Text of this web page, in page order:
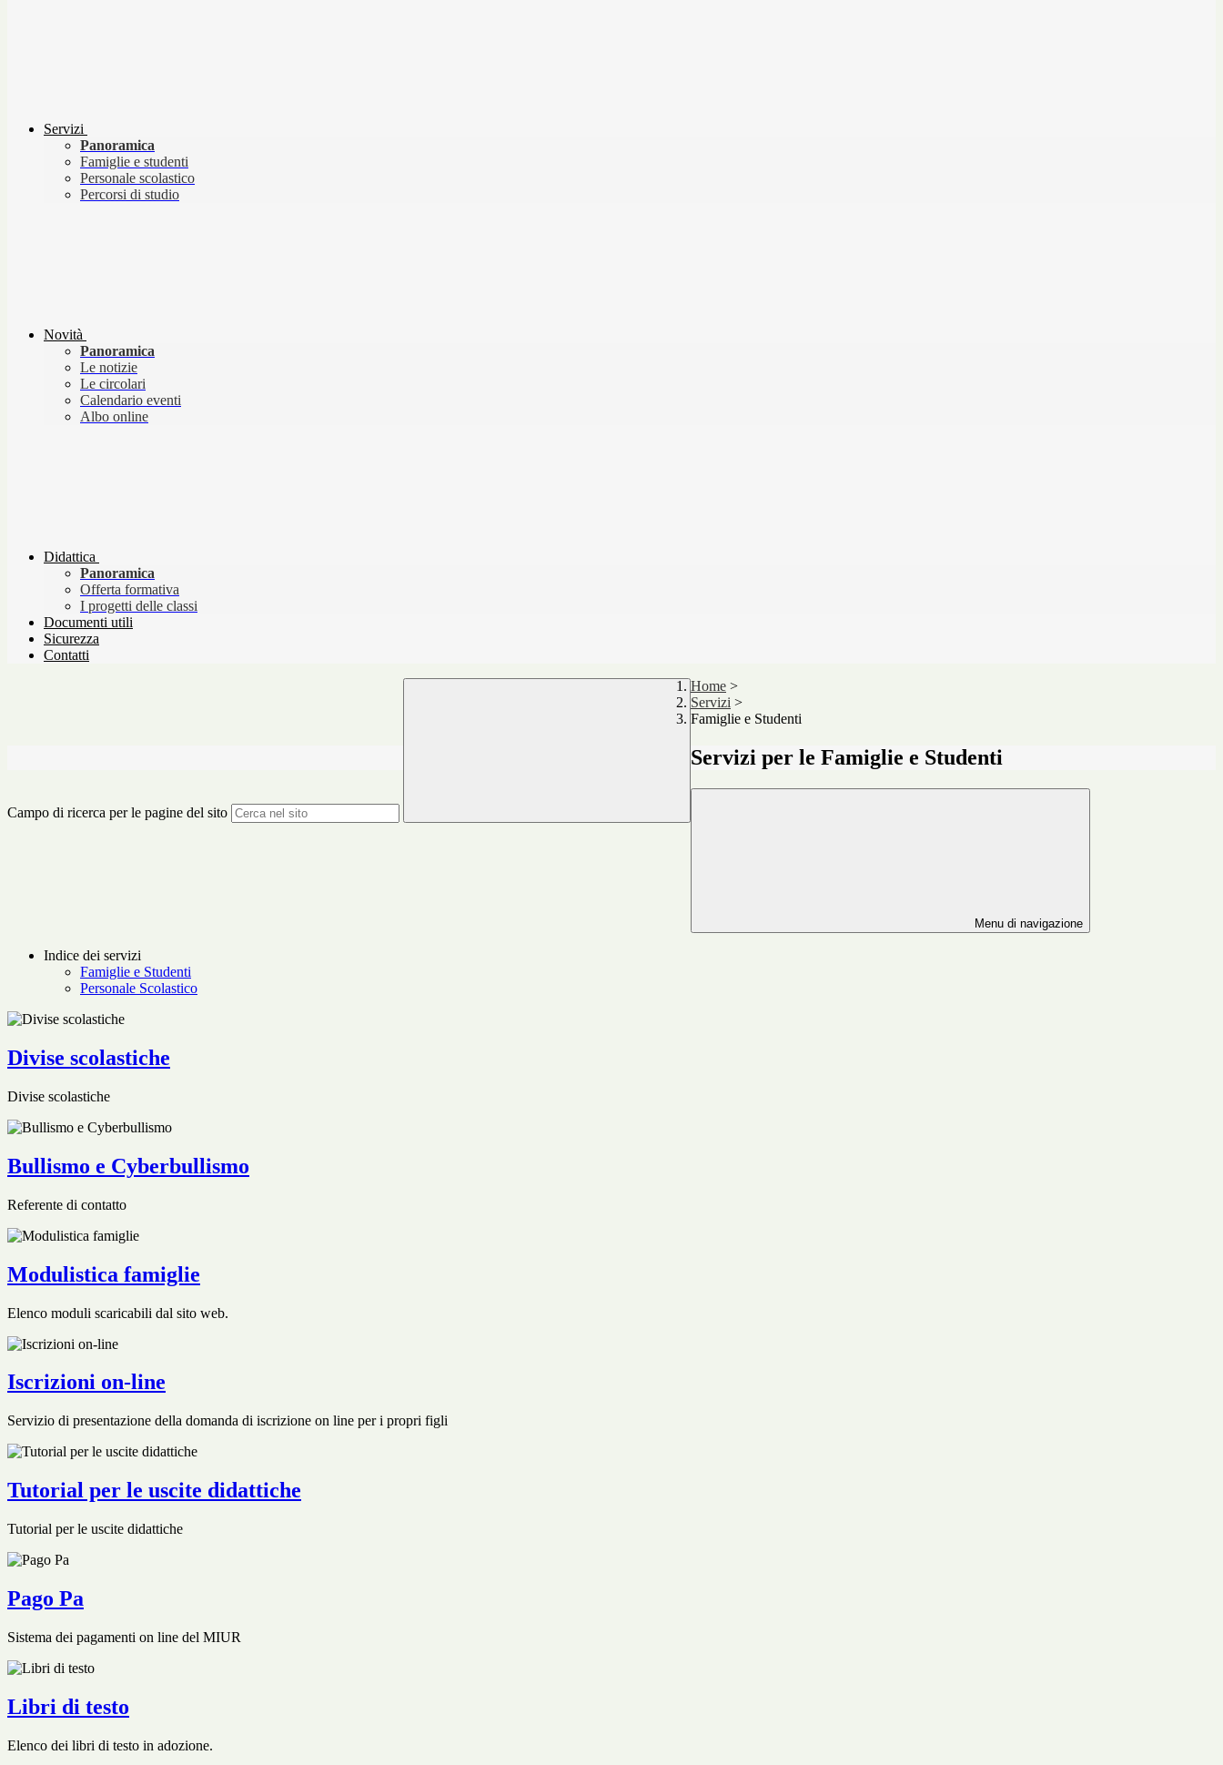
Servizi
Panoramica
Famiglie e studenti
Personale scolastico
Percorsi di studio
Novità
Panoramica
Le notizie
Le circolari
Calendario eventi
Albo online
Didattica
Panoramica
Offerta formativa
I progetti delle classi
Documenti utili
Sicurezza
Contatti
Campo di ricerca per le pagine del sito
Home >
Servizi >
Famiglie e Studenti
Servizi per le Famiglie e Studenti
Menu di navigazione
Indice dei servizi
Famiglie e Studenti
Personale Scolastico
Divise scolastiche
Divise scolastiche
Bullismo e Cyberbullismo
Referente di contatto
Modulistica famiglie
Elenco moduli scaricabili dal sito web.
Iscrizioni on-line
Servizio di presentazione della domanda di iscrizione on line per i propri figli
Tutorial per le uscite didattiche
Tutorial per le uscite didattiche
Pago Pa
Sistema dei pagamenti on line del MIUR
Libri di testo
Elenco dei libri di testo in adozione.